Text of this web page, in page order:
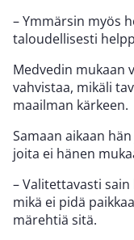
– Ymmärsin myös
taloudellisesti
Medvedin mukaan
vahvistaa, mikäli
maailman kärkeen.
Samaan aikaan
joita ei hänen
– Valitettavasti
mikä ei pidä
märehtiä sitä.